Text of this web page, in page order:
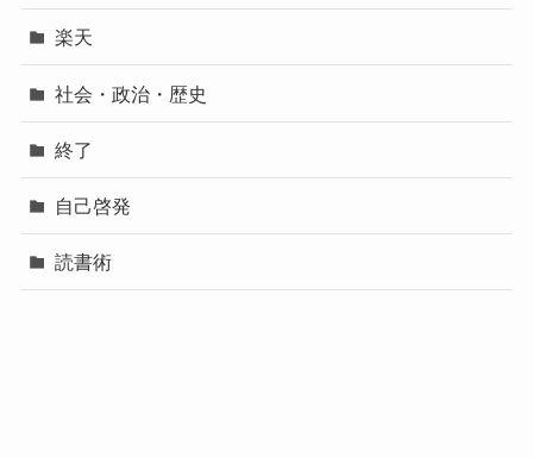
楽天
社会・政治・歴史
終了
自己啓発
読書術